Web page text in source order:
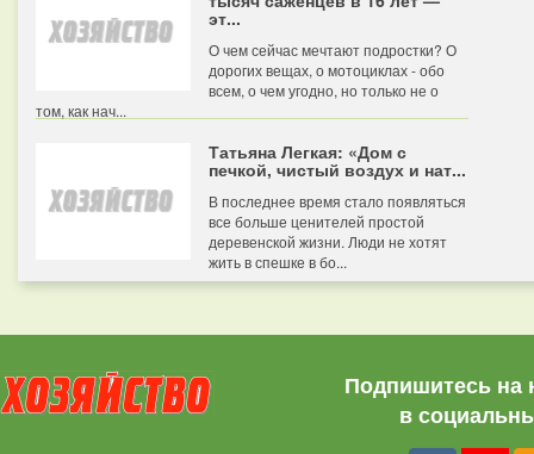
эт...
О чем сейчас мечтают подростки? О
дорогих вещах, о мотоциклах - обо
всем, о чем угодно, но только не о
том, как нач...
Татьяна Легкая: «Дом с
печкой, чистый воздух и нат...
В последнее время стало появляться
все больше ценителей простой
деревенской жизни. Люди не хотят
жить в спешке в бо...
Подпишитесь на
в